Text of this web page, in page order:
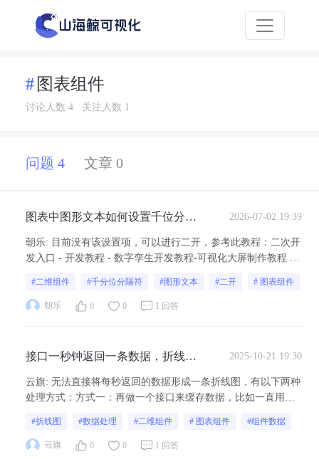
图表组件
讨论人数 4 关注人数 1
问题 4 文章 0
图表中图形文本如何设置千位分隔
2026-07-02 19:39
朝乐: 目前没有该设置项，可以进行二开，参考此教程：二次开
发入口 - 开发教程 - 数字孪生开发教程-可视化大屏制作教程 -
#二维组件 #千分位分隔符 #图形文本 #二开 # 图表组件
朝乐 0 0 1 回答
接口一秒钟返回一条数据，折线图
折线图，接口是第三方修改不了，
2025-10-21 19:30
云旗: 无法直接将每秒返回的数据形成一条折线图，有以下两种
处理方式：方式一：再做一个接口来缓存数据，比如一直用最
的折线图组件，在二开里缓存数据然后用到Echarts二开的折线
图里（点此参考Echarts二开使用教程）
#折线图 #数据处理 #二维组件 # 图表组件 #组件数据
云旗 0 0 1 回答